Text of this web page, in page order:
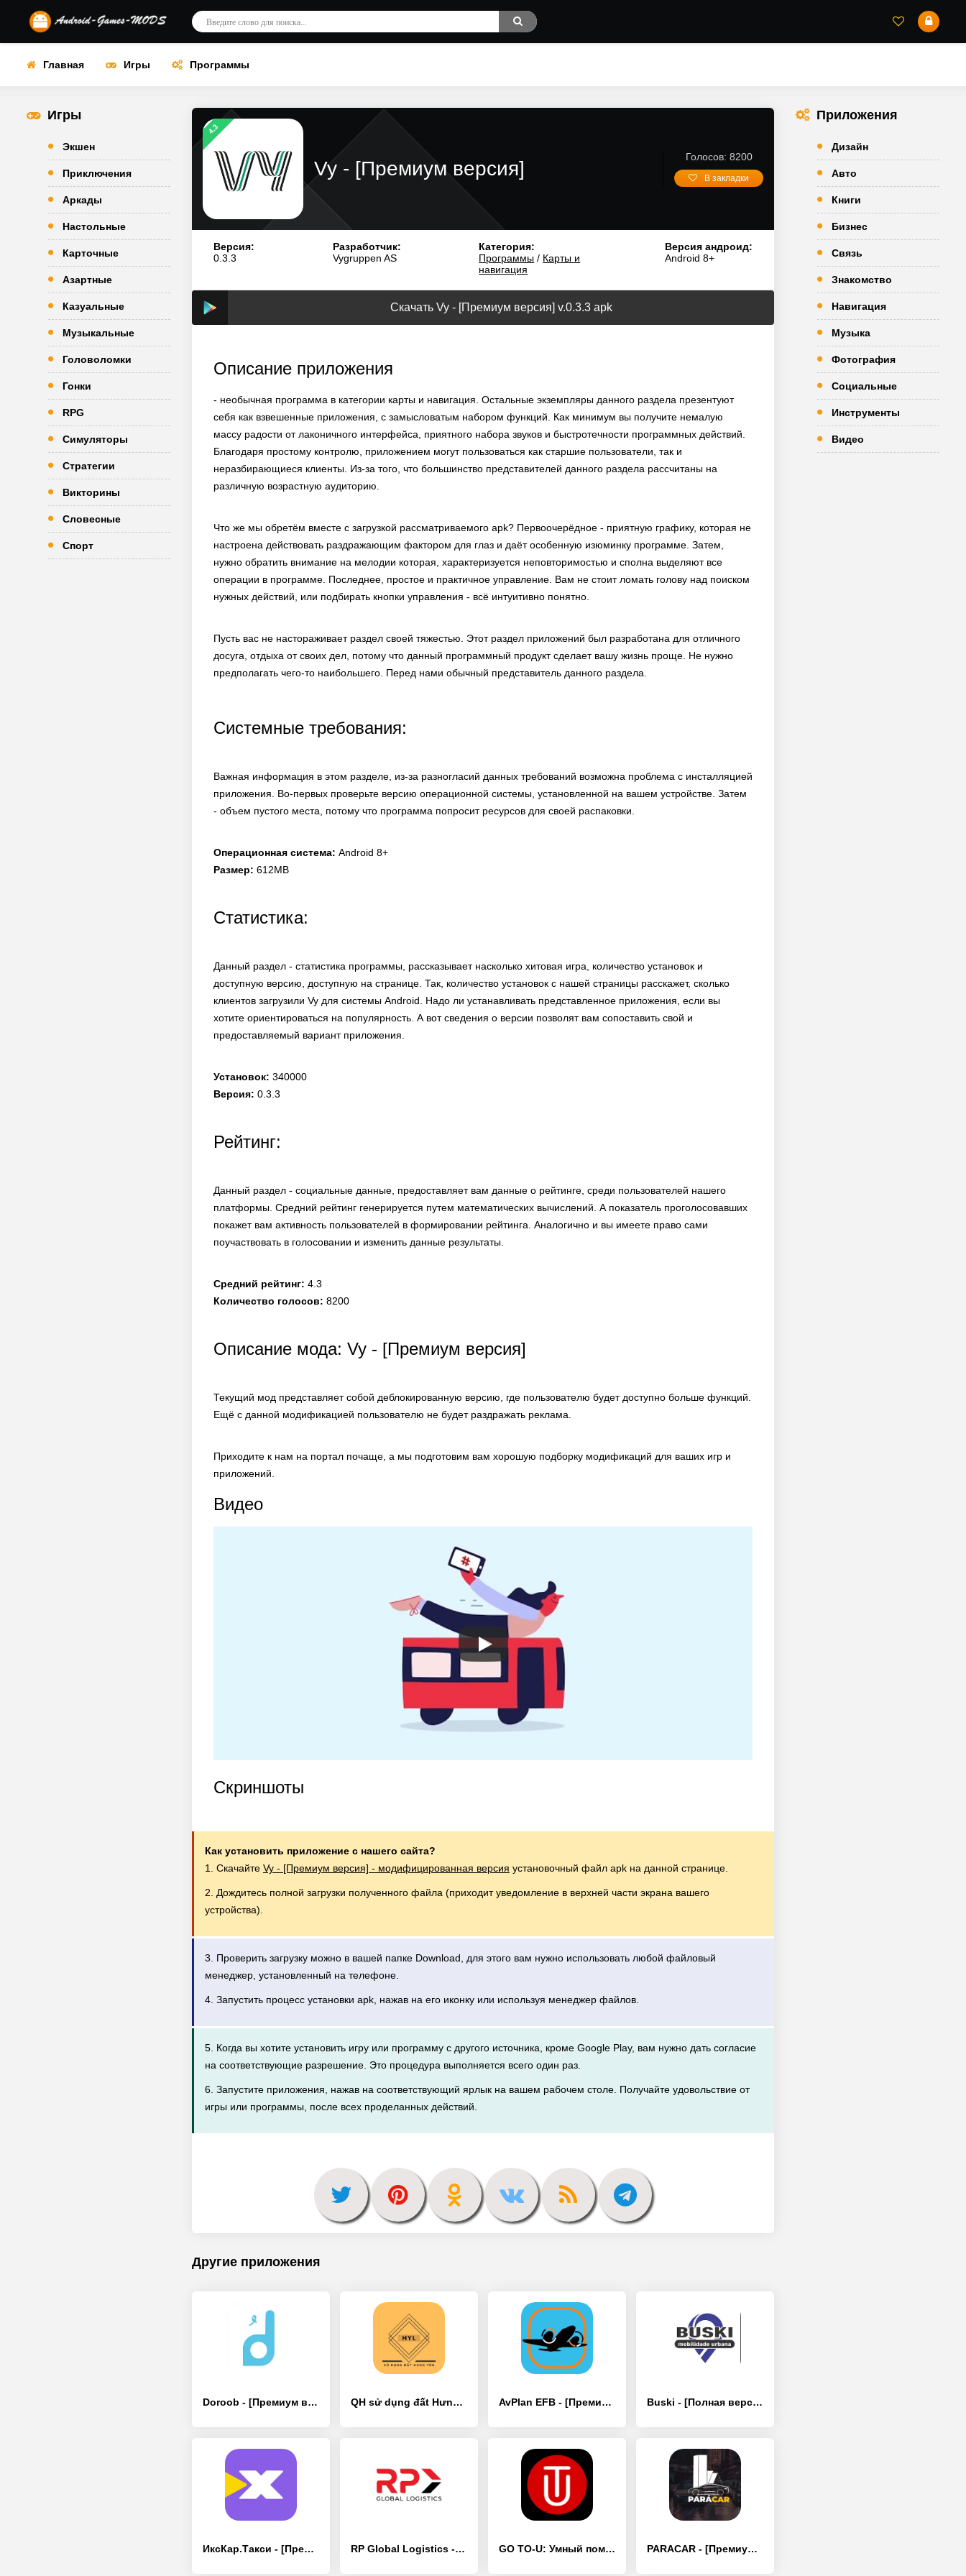
Главная Игры Программы
Игры
Экшен
Приключения
Аркады
Настольные
Карточные
Азартные
Казуальные
Музыкальные
Головоломки
Гонки
RPG
Симуляторы
Стратегии
Викторины
Словесные
Спорт
4.3
Vy - [Премиум версия]
Голосов: 8200
В закладки
Версия:
0.3.3
Разработчик:
Vygruppen AS
Категория:
Программы / Карты и
навигация
Версия андроид:
Android 8+
Скачать Vy - [Премиум версия] v.0.3.3 apk
Описание приложения
- необычная программа в категории карты и навигация. Остальные экземпляры данного раздела презентуют
себя как взвешенные приложения, с замысловатым набором функций. Как минимум вы получите немалую
массу радости от лаконичного интерфейса, приятного набора звуков и быстротечности программных действий.
Благодаря простому контролю, приложением могут пользоваться как старшие пользователи, так и
неразбирающиеся клиенты. Из-за того, что большинство представителей данного раздела рассчитаны на
различную возрастную аудиторию.
Что же мы обретём вместе с загрузкой рассматриваемого apk? Первоочерёдное - приятную графику, которая не
настроена действовать раздражающим фактором для глаз и даёт особенную изюминку программе. Затем,
нужно обратить внимание на мелодии которая, характеризуется неповторимостью и сполна выделяют все
операции в программе. Последнее, простое и практичное управление. Вам не стоит ломать голову над поиском
нужных действий, или подбирать кнопки управления - всё интуитивно понятно.
Пусть вас не настораживает раздел своей тяжестью. Этот раздел приложений был разработана для отличного
досуга, отдыха от своих дел, потому что данный программный продукт сделает вашу жизнь проще. Не нужно
предполагать чего-то наибольшего. Перед нами обычный представитель данного раздела.
Системные требования:
Важная информация в этом разделе, из-за разногласий данных требований возможна проблема с инсталляцией
приложения. Во-первых проверьте версию операционной системы, установленной на вашем устройстве. Затем
- объем пустого места, потому что программа попросит ресурсов для своей распаковки.
Операционная система: Android 8+
Размер: 612MB
Статистика:
Данный раздел - статистика программы, рассказывает насколько хитовая игра, количество установок и
доступную версию, доступную на странице. Так, количество установок с нашей страницы расскажет, сколько
клиентов загрузили Vy для системы Android. Надо ли устанавливать представленное приложения, если вы
хотите ориентироваться на популярность. А вот сведения о версии позволят вам сопоставить свой и
предоставляемый вариант приложения.
Установок: 340000
Версия: 0.3.3
Рейтинг:
Данный раздел - социальные данные, предоставляет вам данные о рейтинге, среди пользователей нашего
платформы. Средний рейтинг генерируется путем математических вычислений. А показатель проголосовавших
покажет вам активность пользователей в формировании рейтинга. Аналогично и вы имеете право сами
поучаствовать в голосовании и изменить данные результаты.
Средний рейтинг: 4.3
Количество голосов: 8200
Описание мода: Vy - [Премиум версия]
Текущий мод представляет собой деблокированную версию, где пользователю будет доступно больше функций.
Ещё с данной модификацией пользователю не будет раздражать реклама.
Приходите к нам на портал почаще, а мы подготовим вам хорошую подборку модификаций для ваших игр и
приложений.
Видео
Скриншоты
Как установить приложение с нашего сайта?
1. Скачайте Vy - [Премиум версия] - модифицированная версия установочный файл apk на данной странице.
2. Дождитесь полной загрузки полученного файла (приходит уведомление в верхней части экрана вашего
устройства).
3. Проверить загрузку можно в вашей папке Download, для этого вам нужно использовать любой файловый
менеджер, установленный на телефоне.
4. Запустить процесс установки apk, нажав на его иконку или используя менеджер файлов.
5. Когда вы хотите установить игру или программу с другого источника, кроме Google Play, вам нужно дать согласие
на соответствующие разрешение. Это процедура выполняется всего один раз.
6. Запустите приложения, нажав на соответствующий ярлык на вашем рабочем столе. Получайте удовольствие от
игры или программы, после всех проделанных действий.
Другие приложения
Doroob - [Премиум версия] QH sử dụng đất Hưng Yên - [Премиум версия] AvPlan EFB - [Премиум версия] Buski - [Полная версия]
ИксКар.Такси - [Премиум версия] RP Global Logistics - [Премиум версия] GO TO-U: Умный помощник для EV - [Премиум версия] PARACAR - [Премиум версия]
Приложения
Дизайн
Авто
Книги
Бизнес
Связь
Знакомство
Навигация
Музыка
Фотография
Социальные
Инструменты
Видео